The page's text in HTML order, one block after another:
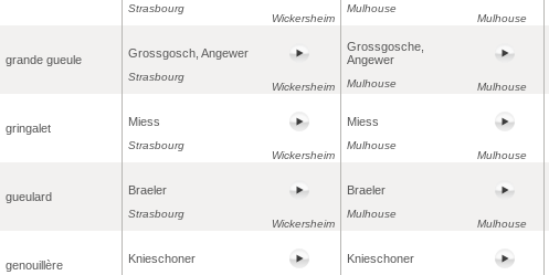
Strasbourg
Wickersheim
Mulhouse
Mulhouse
grande gueule Grossgosch, Angewer
Strasbourg
Wickersheim
Grossgosche,
Angewer
Mulhouse Mulhouse
gringalet Miess
Strasbourg
Wickersheim
Miess
Mulhouse
Mulhouse
gueulard Braeler
Strasbourg
Wickersheim
Braeler
Mulhouse
Mulhouse
genouillère Knieschoner Knieschoner